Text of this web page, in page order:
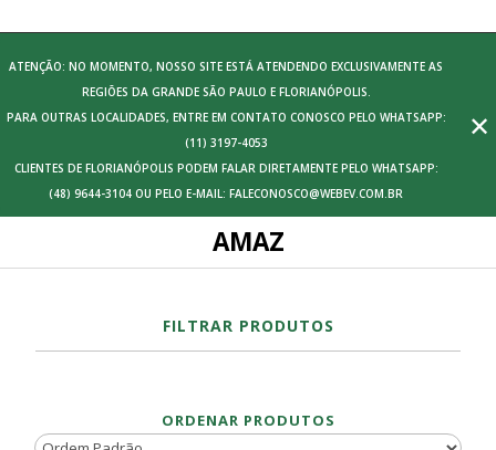
ATENÇÃO: NO MOMENTO, NOSSO SITE ESTÁ ATENDENDO EXCLUSIVAMENTE AS
REGIÕES DA GRANDE SÃO PAULO E FLORIANÓPOLIS.
PARA OUTRAS LOCALIDADES, ENTRE EM CONTATO CONOSCO PELO WHATSAPP:
(11) 3197-4053
CLIENTES DE FLORIANÓPOLIS PODEM FALAR DIRETAMENTE PELO WHATSAPP:
(48) 9644-3104 OU PELO E-MAIL: FALECONOSCO@WEBEV.COM.BR
✕
AMAZ
FILTRAR PRODUTOS